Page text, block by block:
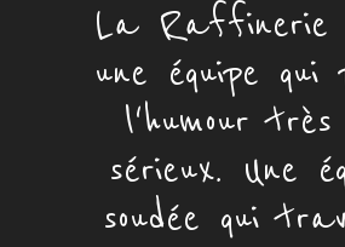
La Raffinerie
une équipe qui
l'humour
sérieux. Une
soudée qui